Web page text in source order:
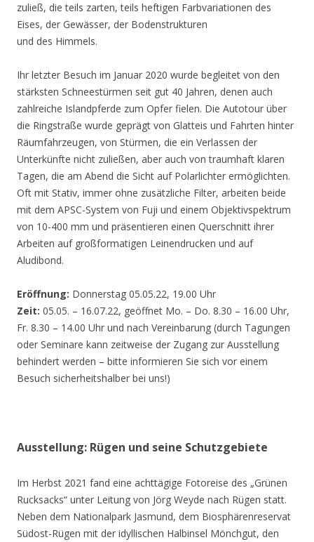
zuließ, die teils zarten, teils heftigen Farbvariationen des
Eises, der Gewässer, der Bodenstrukturen
und des Himmels.
Ihr letzter Besuch im Januar 2020 wurde begleitet von den
stärksten Schneestürmen seit gut 40 Jahren, denen auch
zahlreiche Islandpferde zum Opfer fielen. Die Autotour über
die Ringstraße wurde geprägt von Glatteis und Fahrten hinter
Räumfahrzeugen, von Stürmen, die ein Verlassen der
Unterkünfte nicht zuließen, aber auch von traumhaft klaren
Tagen, die am Abend die Sicht auf Polarlichter ermöglichten.
Oft mit Stativ, immer ohne zusätzliche Filter, arbeiten beide
mit dem APSC-System von Fuji und einem Objektivspektrum
von 10-400 mm und präsentieren einen Querschnitt ihrer
Arbeiten auf großformatigen Leinendrucken und auf
Aludibond.
Eröffnung: Donnerstag 05.05.22, 19.00 Uhr
Zeit: 05.05. – 16.07.22, geöffnet Mo. – Do. 8.30 – 16.00 Uhr,
Fr. 8.30 – 14.00 Uhr und nach Vereinbarung (durch Tagungen
oder Seminare kann zeitweise der Zugang zur Ausstellung
behindert werden – bitte informieren Sie sich vor einem
Besuch sicherheitshalber bei uns!)
Ausstellung: Rügen und seine Schutzgebiete
Im Herbst 2021 fand eine achttägige Fotoreise des „Grünen
Rucksacks“ unter Leitung von Jörg Weyde nach Rügen statt.
Neben dem Nationalpark Jasmund, dem Biosphärenreservat
Südost-Rügen mit der idyllischen Halbinsel Mönchgut, den